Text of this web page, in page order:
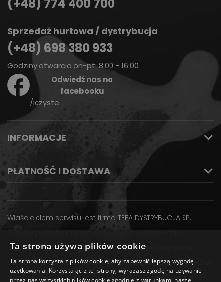
(+48) 774 400 700
Sprzedaż hurtowa / dystrybucja
(+48) 698 380 933
Godziny otwarcia pn-pt: 8:00 - 16:00
Odwiedź nas na
facebooku
/iczyste
INFORMACJE
PŁATNOŚĆ I DOSTAWA
Właścicielem serwisu jest firma TEFA DYSTRYBUCJA SP.
posiadająca adres głównego miejsca wykonywania
działalności: ul. Fabryczna 1, 47-100 Strzelce Opolskie, adres
do doręczeń: ul. Fabryczna 1, 47-100 Strzelce Opolskie, NIP:
Ta strona używa plików cookie
Ta strona korzysta z plików cookie, aby zapewnić lepszą wygodę
użytkowania. Korzystając z tej strony, wyrażasz zgodę na używanie
przez nas wszystkich plików cookie zgodnie z warunkami naszej